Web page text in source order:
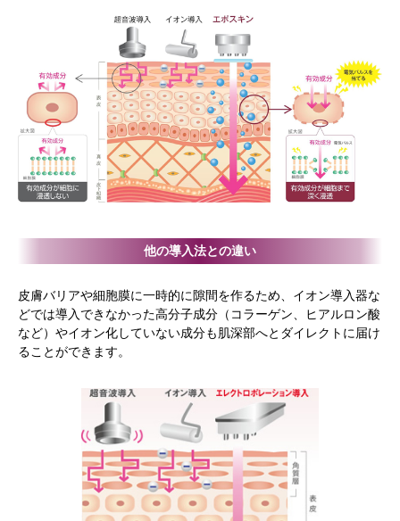
他の導入法との違い
皮膚バリアや細胞膜に一時的に隙間を作るため、イオン導入器な
どでは導入できなかった高分子成分（コラーゲン、ヒアルロン酸
など）やイオン化していない成分も肌深部へとダイレクトに届け
ることができます。